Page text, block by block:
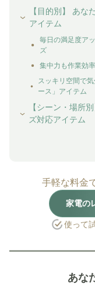
【目的別】 あな
アイテム
毎日の満足度ア
ズ
集中力も作業効
スッキリ空間で
ース」アイテム
【シーン・場所
ズ対応アイテム
手軽な料金
家電の
使って
あな